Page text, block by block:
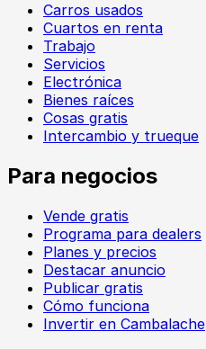
Carros usados
Cuartos en renta
Trabajo
Servicios
Electrónica
Bienes raíces
Cosas gratis
Intercambio y trueque
Para negocios
Vende gratis
Programa para dealers
Planes y precios
Destacar anuncio
Publicar gratis
Cómo funciona
Invertir en Cambalache